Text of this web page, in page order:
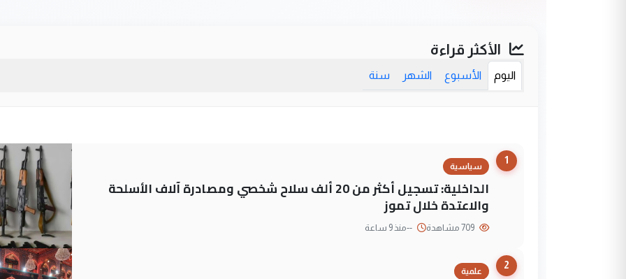
الأكثر قراءة
اليوم الأسبوع الشهر سنة
1
سياسية
الداخلية: تسجيل أكثر من 20 ألف سلاح شخصي ومصادرة آلاف الأسلحة
والاعتدة خلال تموز
--منذ 9 ساعة
2
علمية